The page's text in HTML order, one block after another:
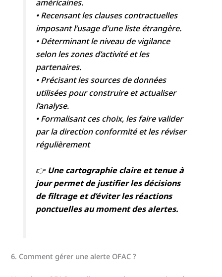
américaines.
• Recensant les clauses contractuelles
imposant l’usage d’une liste étrangère.
• Déterminant le niveau de vigilance
selon les zones d’activité et les
partenaires.
• Précisant les sources de données
utilisées pour construire et actualiser
l’analyse.
• Formalisant ces choix, les faire valider
par la direction conformité et les réviser
régulièrement
👉 Une cartographie claire et tenue à
jour permet de justifier les décisions
de filtrage et d’éviter les réactions
ponctuelles au moment des alertes.
6. Comment gérer une alerte OFAC ?